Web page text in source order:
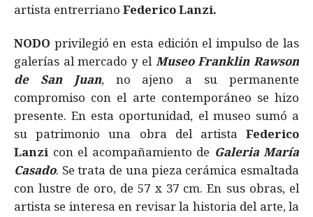
artista entrerriano Federico Lanzi.
NODO privilegió en esta edición el impulso de las
galerías al mercado y el Museo Franklin Rawson
de San Juan, no ajeno a su permanente
compromiso con el arte contemporáneo se hizo
presente. En esta oportunidad, el museo sumó a
su patrimonio una obra del artista Federico
Lanzi con el acompañamiento de Galeria María
Casado. Se trata de una pieza cerámica esmaltada
con lustre de oro, de 57 x 37 cm. En sus obras, el
artista se interesa en revisar la historia del arte, la